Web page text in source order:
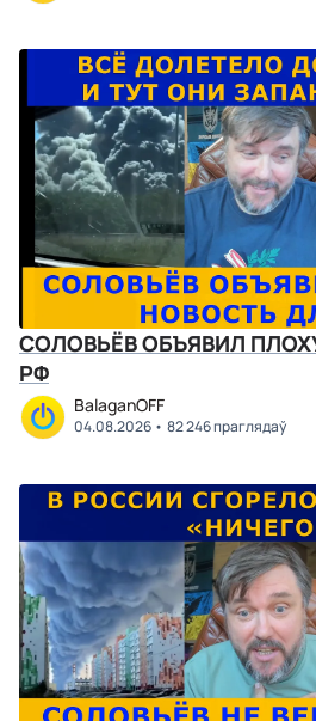
СОЛОВЬЁВ ОБЪЯВИЛ
РФ
BalaganOFF
04.08.2026 82 246 праглядаў